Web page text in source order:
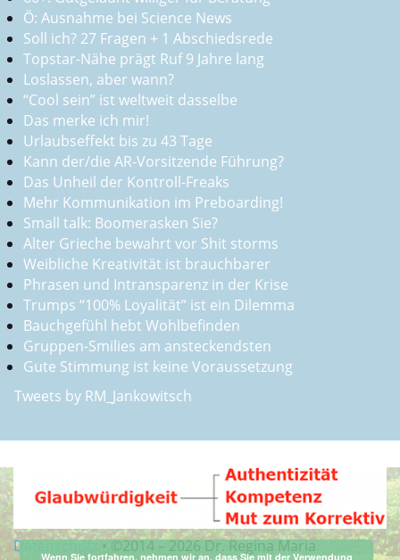
Ö: Ausnahme bei Science News
Soll ich? 27 Fragen + 1 Abschiedsrede
Topstar-Nähe prägt Ruf 9 Jahre lang
Loslassen, aber wann?
“Cool sein” ist weltweit dasselbe
Das merke ich mir!
Urlaubseffekt bis zu 43 Tage
Kann der/die AR-Vorsitzende Führung?
Das Unheil der Kontroll-Freaks
Mehr Kommunikation im Preboarding!
Small talk: Boomerasken Sie?
Alter Grieche bewahrt vor Shit storms
Weibliche Kreativität ist brauchbarer
Phrasen und Intransparenz in der Krise
Trumps “100% Loyalität” ist ein Dilemma
Bauchgefühl hebt Wohlbefinden
Gruppen-Smilies am ansteckendsten
Gute Stimmung ist keine Voraussetzung
Tweets by RM_Jankowitsch
Datenschutz•©2014 –2026 Dr. Regina Maria
Wenn Sie fortfahren, nehmen wir an, dass Sie mit der Verwendung